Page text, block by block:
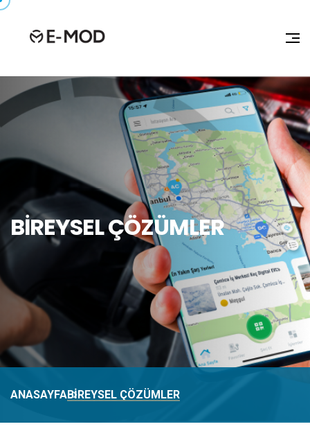
BIREYSEL ÇÖZÜMLER
ANASAYFABIREYSEL ÇÖZÜMLER